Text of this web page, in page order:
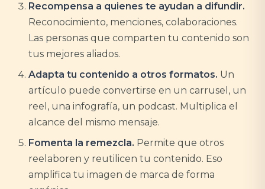
Recompensa a quienes te ayudan a difundir.
Reconocimiento, menciones, colaboraciones.
Las personas que comparten tu contenido son
tus mejores aliados.
Adapta tu contenido a otros formatos. Un
artículo puede convertirse en un carrusel, un
reel, una infografía, un podcast. Multiplica el
alcance del mismo mensaje.
Fomenta la remezcla. Permite que otros
reelaboren y reutilicen tu contenido. Eso
amplifica tu imagen de marca de forma